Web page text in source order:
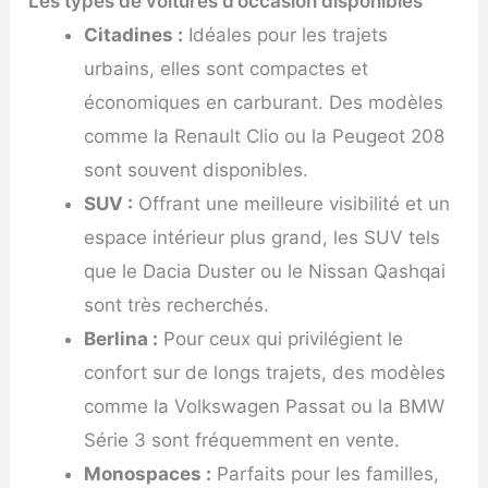
Citadines : Idéales pour les trajets
urbains, elles sont compactes et
économiques en carburant. Des modèles
comme la Renault Clio ou la Peugeot 208
sont souvent disponibles.
SUV : Offrant une meilleure visibilité et un
espace intérieur plus grand, les SUV tels
que le Dacia Duster ou le Nissan Qashqai
sont très recherchés.
Berlina : Pour ceux qui privilégient le
confort sur de longs trajets, des modèles
comme la Volkswagen Passat ou la BMW
Série 3 sont fréquemment en vente.
Monospaces : Parfaits pour les familles,